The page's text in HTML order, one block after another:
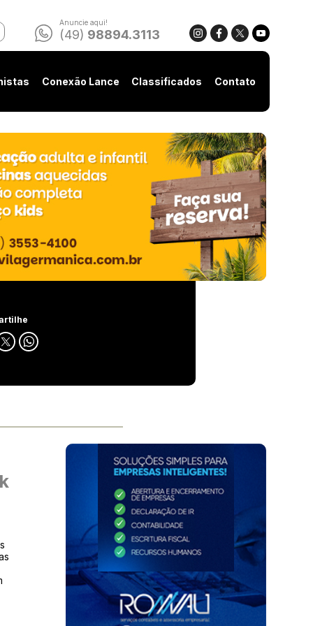
Anuncie aqui!
(49) 98894.3113
Conexão Lance Classificados Contato